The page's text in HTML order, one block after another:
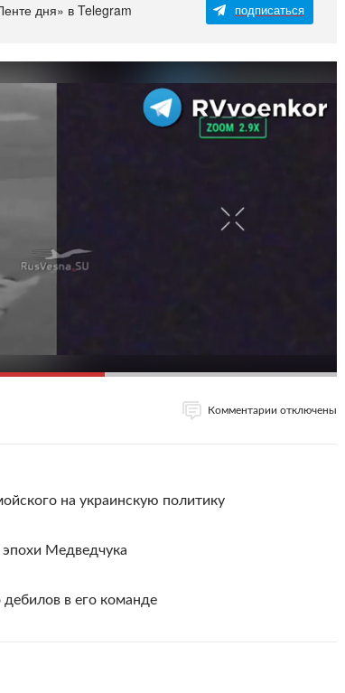
дня» в Telegram подписаться
Комментарии отключены
на украинскую политику
Медведчука
дебилов в его команде